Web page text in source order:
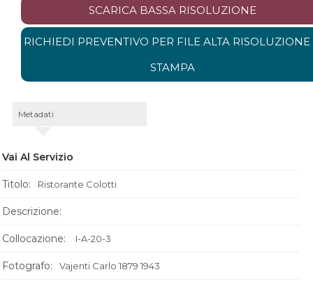
SCARICA BASSA RISOLUZIONE
RICHIEDI PREVENTIVO PER FILE ALTA RISOLUZIONE
STAMPA
Metadati
Fotografo: Vajenti Carlo 1879 1943
Vai Al Servizio
Titolo: Ristorante Colotti
Descrizione:
Collocazione: I-A-20-3